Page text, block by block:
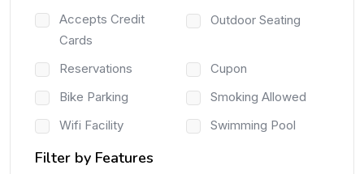
Accepts Credit
Cards
Outdoor Seating
Reservations
Cupon
Bike Parking
Smoking Allowed
Wifi Facility
Swimming Pool
Filter by Features